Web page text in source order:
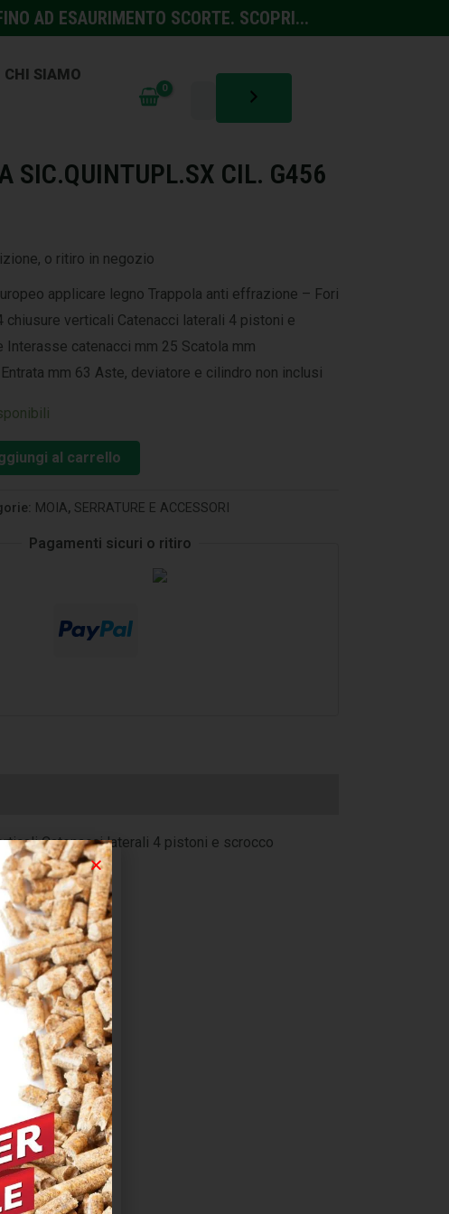
AD ESAURIMENTO SCORTE. SCOPRI...
CHI SIAMO
SIC.QUINTUPL.SX CIL. G456
o ritiro in negozio
applicare legno Trappola anti effrazione – Fori
chiusure verticali Catenacci laterali 4 pistoni e
catenacci mm 25 Scatola mm
mm 63 Aste, deviatore e cilindro non inclusi
al carrello
MOIA, SERRATURE E ACCESSORI
Pagamenti sicuri o ritiro
Catenacci laterali 4 pistoni e scrocco
non inclusi